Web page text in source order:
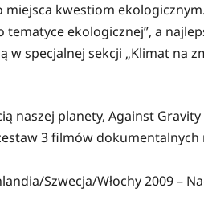
kwestiom
ekologicznej”, a
specjalnej sekcji „Klimat na
naszej planety, Against
3 filmów
Szwecja/Włochy 2009 –